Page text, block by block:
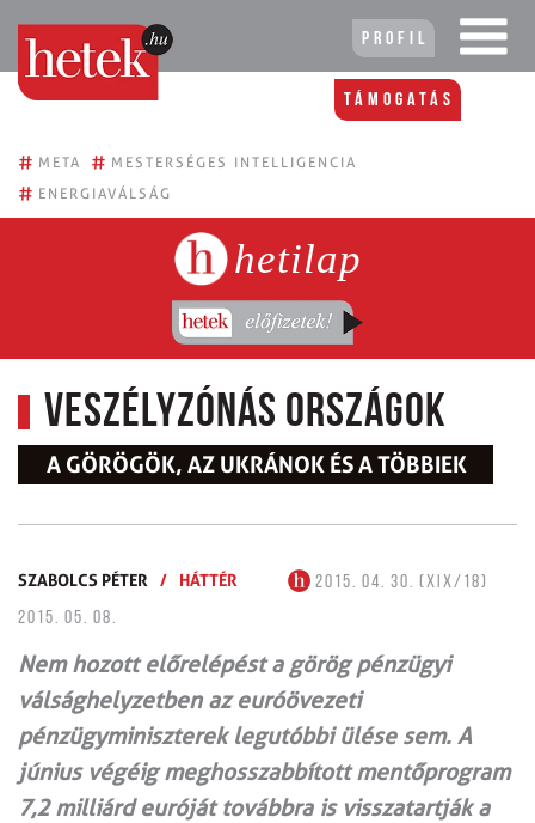
Profil
Támogatás
# META # MESTERSÉGES INTELLIGENCIA
# ENERGIAVÁLSÁG
hetilap
Veszélyzónás országok
A GÖRÖGÖK, AZ UKRÁNOK ÉS A TÖBBIEK
SZABOLCS PÉTER / HÁTTÉR
2015. 04. 30. (XIX/18)
2015. 05. 08.
Nem hozott előrelépést a görög pénzügyi
válsághelyzetben az euróövezeti
pénzügyminiszterek legutóbbi ülése sem. A
június végéig meghosszabbított mentőprogram
7,2 milliárd euróját továbbra is visszatartják a